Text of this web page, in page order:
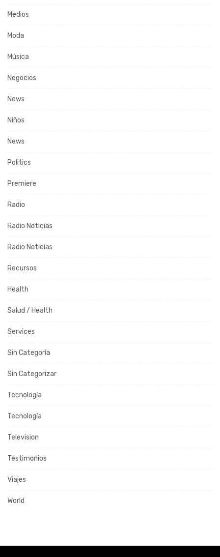
Medios
Moda
Música
Negocios
News
Niños
News
Politics
Premiere
Radio
Radio Noticias
Radio Noticias
Recursos
Health
Salud / Health
Services
Sin Categoría
Sin Categorizar
Tecnología
Tecnología
Television
Testimonios
Viajes
World